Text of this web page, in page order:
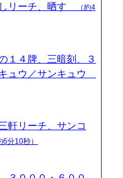
リーチ、晒す
（約4
１４牌、三暗刻、３
ュウ／サンキュウ
軒リーチ、サンコ
6分10秒）